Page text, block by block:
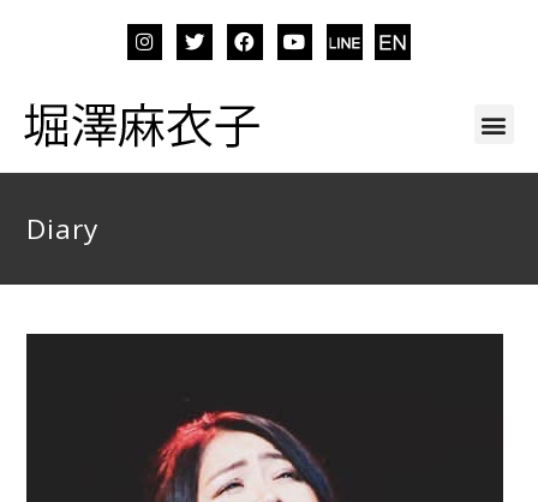
Diary